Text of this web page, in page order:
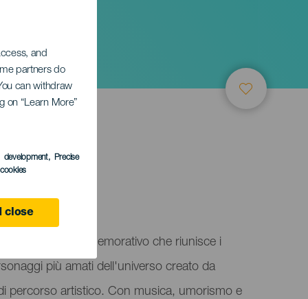
and
partners do
can withdraw
on “Learn More”
development, Precise
close
spettacolo commemorativo che riunisce i
più amati dell'universo creato da
percorso artistico. Con musica, umorismo e